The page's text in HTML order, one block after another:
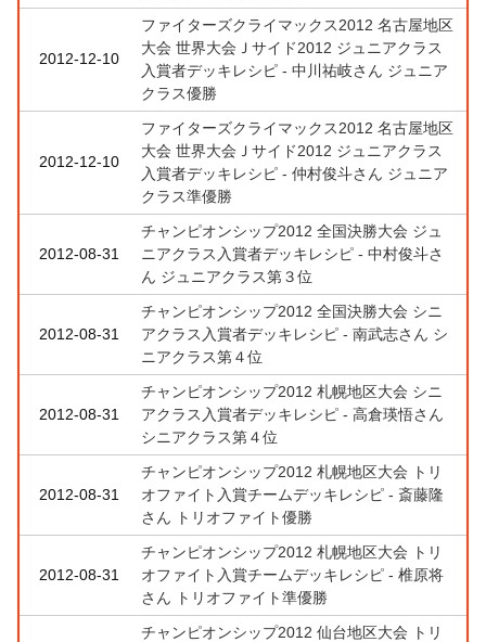
2012-12-10
ファイターズクライマックス2012 名古屋地区
大会 世界大会Ｊサイド2012 ジュニアクラス
入賞者デッキレシピ - 中川祐岐さん ジュニア
クラス優勝
2012-12-10
ファイターズクライマックス2012 名古屋地区
大会 世界大会Ｊサイド2012 ジュニアクラス
入賞者デッキレシピ - 仲村俊斗さん ジュニア
クラス準優勝
2012-08-31
チャンピオンシップ2012 全国決勝大会 ジュ
ニアクラス入賞者デッキレシピ - 中村俊斗さ
ん ジュニアクラス第３位
2012-08-31
チャンピオンシップ2012 全国決勝大会 シニ
アクラス入賞者デッキレシピ - 南武志さん シ
ニアクラス第４位
2012-08-31
チャンピオンシップ2012 札幌地区大会 シニ
アクラス入賞者デッキレシピ - 高倉瑛悟さん
シニアクラス第４位
2012-08-31
チャンピオンシップ2012 札幌地区大会 トリ
オファイト入賞チームデッキレシピ - 斎藤隆
さん トリオファイト優勝
2012-08-31
チャンピオンシップ2012 札幌地区大会 トリ
オファイト入賞チームデッキレシピ - 椎原将
さん トリオファイト準優勝
チャンピオンシップ2012 仙台地区大会 トリ